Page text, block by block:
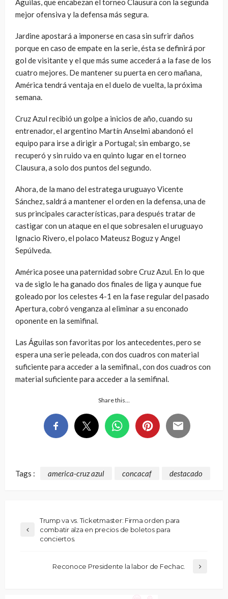
Águilas, que encabezan el torneo Clausura con la segunda
mejor ofensiva y la defensa más segura.
Jardine apostará a imponerse en casa sin sufrir daños
porque en caso de empate en la serie, ésta se definirá por
gol de visitante y el que más sume accederá a la fase de los
cuatro mejores. De mantener su puerta en cero mañana,
América tendrá ventaja en el duelo de vuelta, la próxima
semana.
Cruz Azul recibió un golpe a inicios de año, cuando su
entrenador, el argentino Martín Anselmi abandonó el
equipo para irse a dirigir a Portugal; sin embargo, se
recuperó y sin ruido va en quinto lugar en el torneo
Clausura, a solo dos puntos del segundo.
Ahora, de la mano del estratega uruguayo Vicente
Sánchez, saldrá a mantener el orden en la defensa, una de
sus principales características, para después tratar de
castigar con un ataque en el que sobresalen el uruguayo
Ignacio Rivero, el polaco Mateusz Boguz y Angel
Sepúlveda.
América posee una paternidad sobre Cruz Azul. En lo que
va de siglo le ha ganado dos finales de liga y aunque fue
goleado por los celestes 4-1 en la fase regular del pasado
Apertura, cobró venganza al eliminar a su enconado
oponente en la semifinal.
Las Águilas son favoritas por los antecedentes, pero se
espera una serie peleada, con dos cuadros con material
suficiente para acceder a la semifinal., con dos cuadros con
material suficiente para acceder a la semifinal.
Share this…
Tags : america-cruz azul concacaf destacado
Trump va vs. Ticketmaster: Firma orden para
combatir alza en precios de boletos para
conciertos.
Reconoce Presidente la labor de Fechac.